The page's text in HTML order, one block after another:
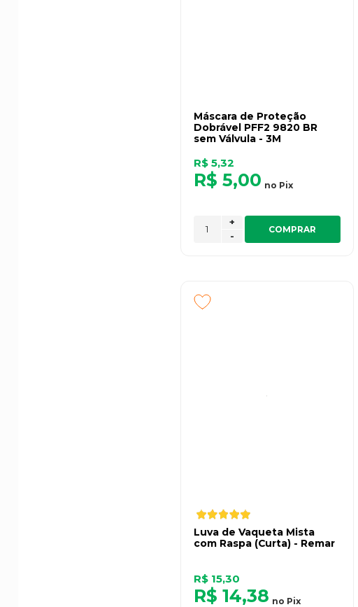
Máscara de Proteção
Dobrável PFF2 9820 BR
sem Válvula - 3M
R$ 5,32
R$ 5,00 no Pix
-
+
COMPRAR
Luva de Vaqueta Mista
com Raspa (Curta) - Remar
R$ 15,30
R$ 14,38 no Pix